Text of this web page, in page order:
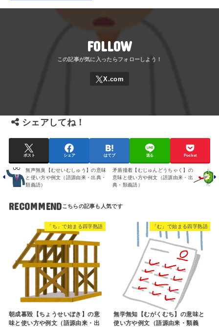
FOLLOW
シェアしてね！
ポスト シェア はてブ 送る Pocket
無声無臭【むせいむしゅう】の意味
と使い方や例文（語源由来・出典・
類義語）
矛盾撞着【むじゅんどうちゃく】の
意味と使い方や例文（語源由来・出
典・類義語）
RECOMMEND
「ち」で始まる四字熟語
朝成暮毀【ちょうせいぼき】の意
味と使い方や例文（語源由来・出
「む」で始まる四字熟語
無学無知【むがくむち】の意味と
使い方や例文（語源由来・類義